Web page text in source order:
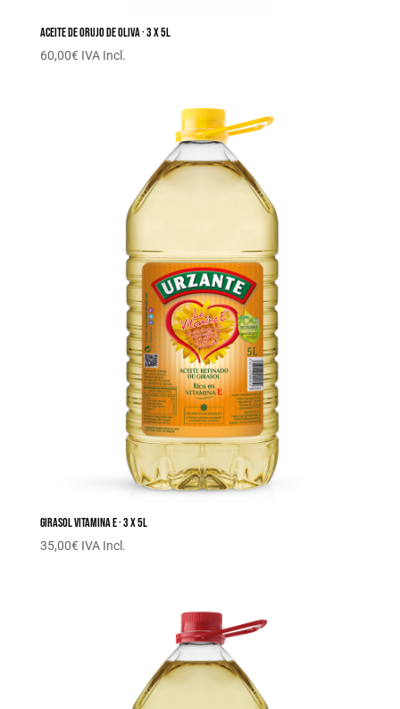
Aceite de orujo de oliva · 3 x 5L
60,00€ IVA Incl.
Girasol Vitamina E · 3 x 5L
35,00€ IVA Incl.